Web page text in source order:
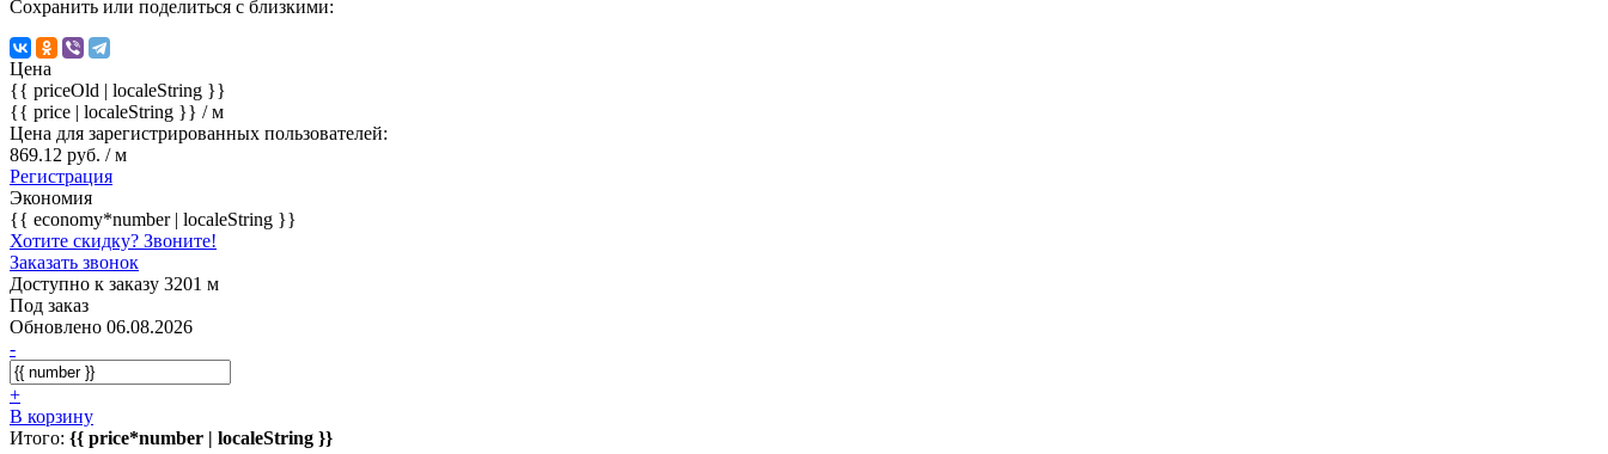
Сохранить или поделиться с близкими:
Цена
{{ priceOld | localeString }}
{{ price | localeString }} / м
Цена для зарегистрированных пользователей:
869.12 руб. / м
Регистрация
Экономия
{{ economy*number | localeString }}
Хотите скидку? Звоните!
Заказать звонок
Доступно к заказу 3201 м
Под заказ
Обновлено 06.08.2026
-
+
В корзину
Итого: {{ price*number | localeString }}